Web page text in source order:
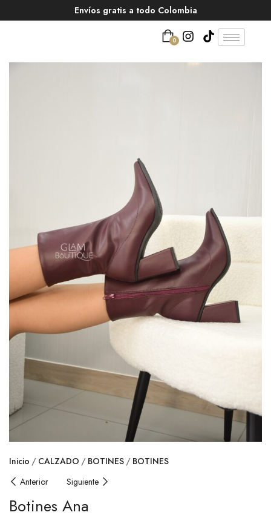
Envíos gratis a todo Colombia
0
Inicio CALZADO BOTINES
BOTINES
Anterior
Siguiente
Botines Ana